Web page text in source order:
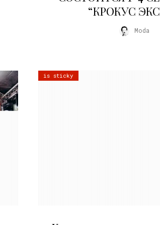
“КРОКУС
Moda
is sticky